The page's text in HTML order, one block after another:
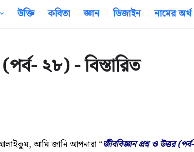
উক্তি কবিতা জ্ঞান ডিজাইন নামের অর্থ
২৮) - বিস্তারিত
আমি জানি আপনারা “জীববিজ্ঞান প্রশ্ন ও উত্তর (পর্ব-